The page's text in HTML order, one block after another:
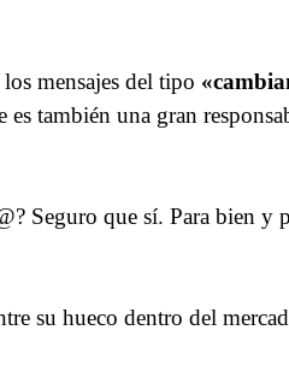
mensajes del tipo
también una gran
Seguro que sí. Para bien y
su hueco dentro del